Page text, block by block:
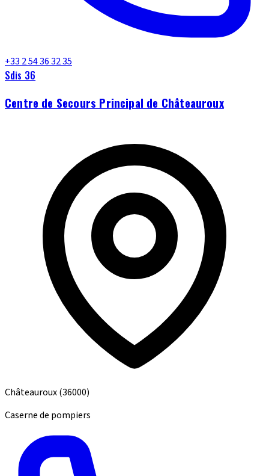
+33 2 54 36 32 35
Sdis 36
Centre de Secours Principal de Châteauroux
Châteauroux(36000)
Caserne de pompiers